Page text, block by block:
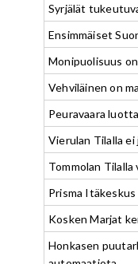
Syrjälät
Ensimmäiset
Monipuolisuus
Vehviläinen on
Peuravaara
Vierulan Tilalla ei
Tommolan
Prisma
Kosken Marjat
Honkasen